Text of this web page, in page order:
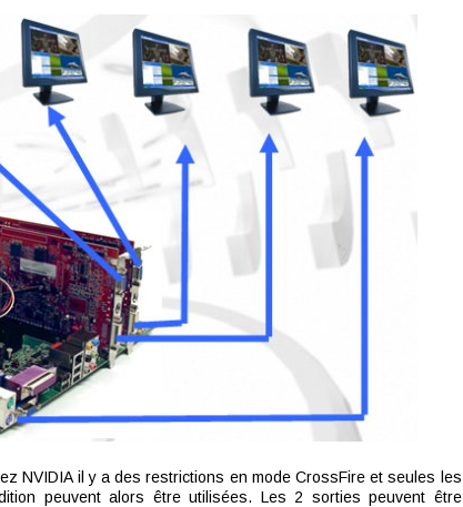
NVIDIA il y a des restrictions en mode CrossFire et seules les
peuvent alors être utilisées. Les 2 sorties peuvent être